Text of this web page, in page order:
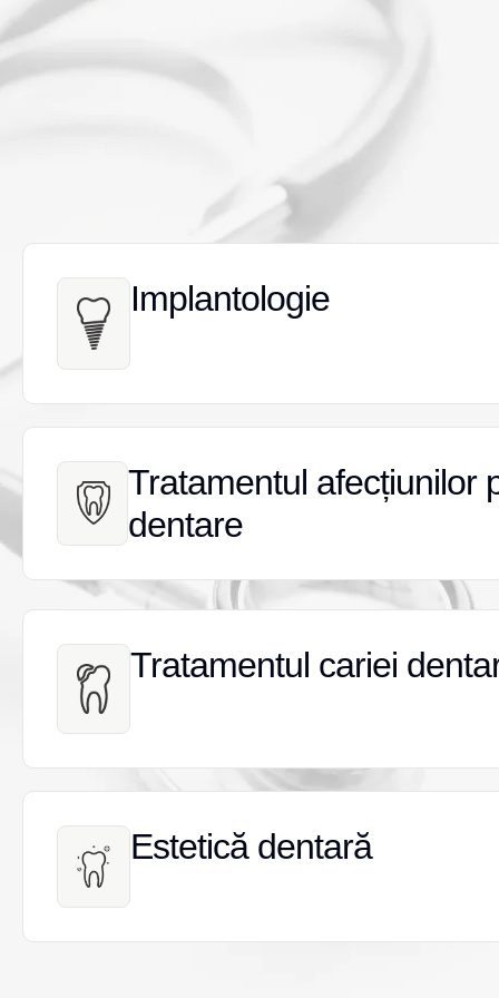
Implantologie
Implantologie
Tratamentul afecțiunilor
dentare
Tratamentul afecțiunilor
dentare
Tratamentul cariei
Tratamentul cariei
Estetică dentară
Estetică dentară